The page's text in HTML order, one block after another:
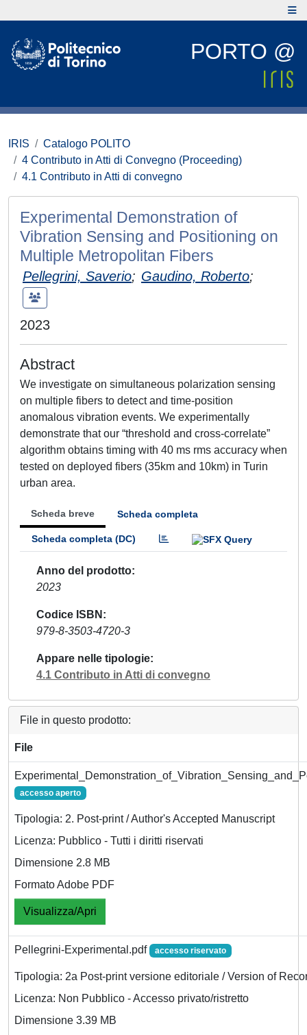
PORTO @
IRIS
Catalogo POLITO
4 Contributo in Atti di Convegno (Proceeding)
4.1 Contributo in Atti di convegno
Experimental Demonstration of
Vibration Sensing and Positioning on
Multiple Metropolitan Fibers
Pellegrini, Saverio; Gaudino, Roberto;
2023
Abstract
We investigate on simultaneous polarization sensing
on multiple fibers to detect and time-position
anomalous vibration events. We experimentally
demonstrate that our “threshold and cross-correlate”
algorithm obtains timing with 40 ms rms accuracy when
tested on deployed fibers (35km and 10km) in Turin
urban area.
Scheda breve Scheda completa
Scheda completa (DC)
Anno del prodotto
2023
Codice ISBN
979-8-3503-4720-3
Appare nelle tipologie
4.1 Contributo in Atti di convegno
File in questo prodotto:
File
accesso aperto
Tipologia: 2. Post-print / Author's Accepted Manuscript
Licenza: Pubblico - Tutti i diritti riservati
Dimensione 2.8 MB
Formato Adobe PDF
Visualizza/Apri
Pellegrini-Experimental.pdf accesso riservato
Tipologia: 2a Post-print versione editoriale / Version of
Licenza: Non Pubblico - Accesso privato/ristretto
Dimensione 3.39 MB